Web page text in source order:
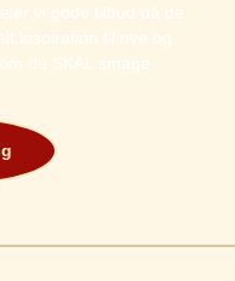
vi gode tilbud på de
inspiration til nye og
du SKAL smage